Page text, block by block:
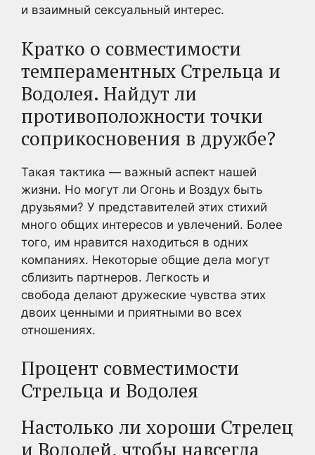
и взаимный сексуальный интерес.
Кратко о совместимости
темпераментных Стрельца и
Водолея. Найдут ли
противоположности точки
соприкосновения в дружбе?
Такая тактика — важный аспект нашей
жизни. Но могут ли Огонь и Воздух быть
друзьями? У представителей этих стихий
много общих интересов и увлечений. Более
того, им нравится находиться в одних
компаниях. Некоторые общие дела могут
сблизить партнеров. Легкость и
свобода делают дружеские чувства этих
двоих ценными и приятными во всех
отношениях.
Процент совместимости
Стрельца и Водолея
Настолько ли хороши Стрелец
и Водолей, чтобы навсегда